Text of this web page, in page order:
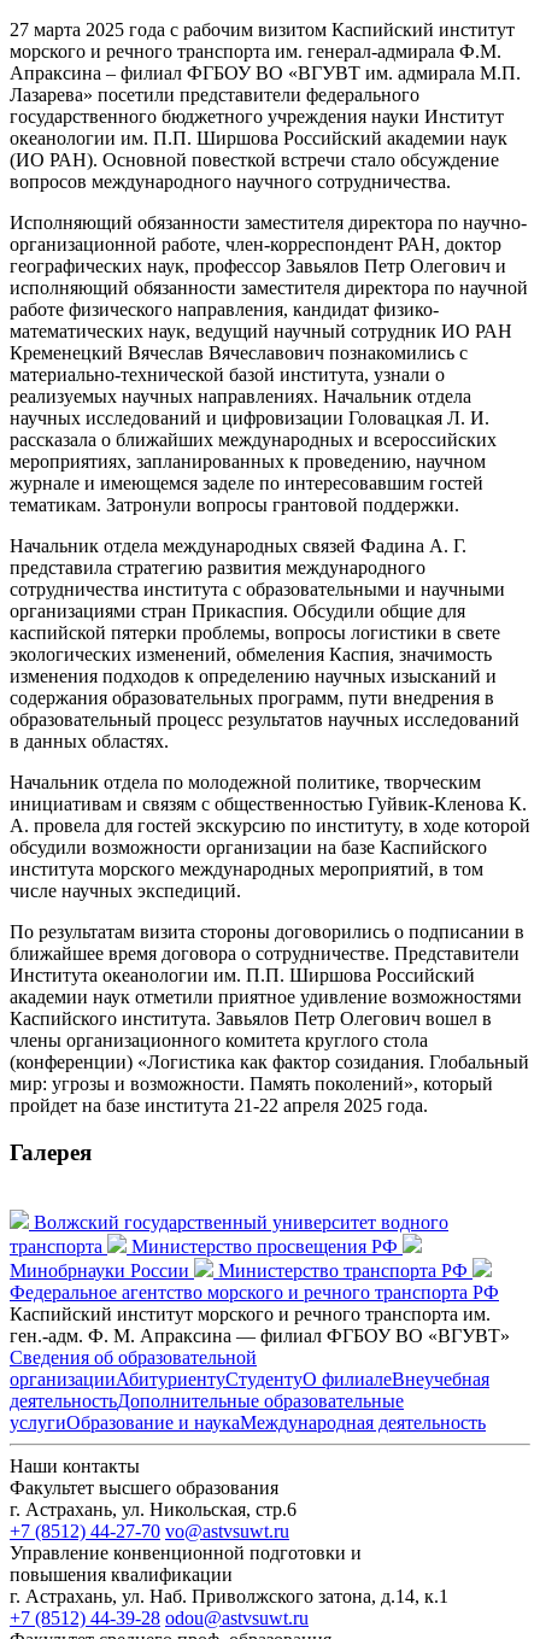
27 марта 2025 года с рабочим визитом Каспийский институт
морского и речного транспорта им. генерал-адмирала Ф.М.
Апраксина – филиал ФГБОУ ВО «ВГУВТ им. адмирала М.П.
Лазарева» посетили представители федерального
государственного бюджетного учреждения науки Институт
океанологии им. П.П. Ширшова Российский академии наук
(ИО РАН). Основной повесткой встречи стало обсуждение
вопросов международного научного сотрудничества.
Исполняющий обязанности заместителя директора по научно-
организационной работе, член-корреспондент РАН, доктор
географических наук, профессор Завьялов Петр Олегович и
исполняющий обязанности заместителя директора по научной
работе физического направления, кандидат физико-
математических наук, ведущий научный сотрудник ИО РАН
Кременецкий Вячеслав Вячеславович познакомились с
материально-технической базой института, узнали о
реализуемых научных направлениях. Начальник отдела
научных исследований и цифровизации Головацкая Л. И.
рассказала о ближайших международных и всероссийских
мероприятиях, запланированных к проведению, научном
журнале и имеющемся заделе по интересовавшим гостей
тематикам. Затронули вопросы грантовой поддержки.
Начальник отдела международных связей Фадина А. Г.
представила стратегию развития международного
сотрудничества института с образовательными и научными
организациями стран Прикаспия. Обсудили общие для
каспийской пятерки проблемы, вопросы логистики в свете
экологических изменений, обмеления Каспия, значимость
изменения подходов к определению научных изысканий и
содержания образовательных программ, пути внедрения в
образовательный процесс результатов научных исследований
в данных областях.
Начальник отдела по молодежной политике, творческим
инициативам и связям с общественностью Гуйвик-Кленова К.
А. провела для гостей экскурсию по институту, в ходе которой
обсудили возможности организации на базе Каспийского
института морского международных мероприятий, в том
числе научных экспедиций.
По результатам визита стороны договорились о подписании в
ближайшее время договора о сотрудничестве. Представители
Института океанологии им. П.П. Ширшова Российский
академии наук отметили приятное удивление возможностями
Каспийского института. Завьялов Петр Олегович вошел в
члены организационного комитета круглого стола
(конференции) «Логистика как фактор созидания. Глобальный
мир: угрозы и возможности. Память поколений», который
пройдет на базе института 21-22 апреля 2025 года.
Галерея
Волжский государственный университет водного
транспорта
Министерство просвещения РФ
Минобрнауки России
Министерство транспорта РФ
Федеральное агентство морского и речного транспорта РФ
Каспийский институт морского и речного транспорта им.
ген.-адм. Ф. М. Апраксина — филиал ФГБОУ ВО «ВГУВТ»
Сведения об образовательной
организацииАбитуриентуСтудентуО филиалеВнеучебная
деятельностьДополнительные образовательные
услугиОбразование и наукаМеждународная деятельность
Наши контакты
Факультет высшего образования
г. Астрахань, ул. Никольская, стр.6
+7 (8512) 44-27-70 vo@astvsuwt.ru
Управление конвенционной подготовки и
повышения квалификации
г. Астрахань, ул. Наб. Приволжского затона, д.14, к.1
+7 (8512) 44-39-28 odou@astvsuwt.ru